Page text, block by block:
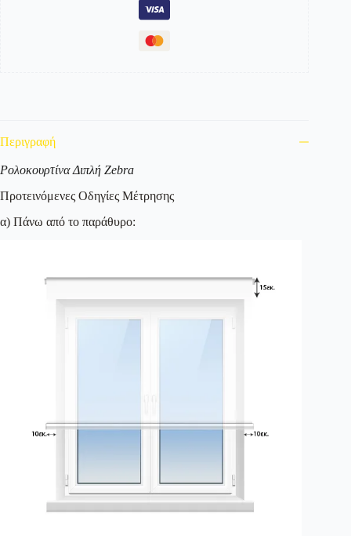
Περιγραφή
Ρολοκουρτίνα Διπλή Zebra
Προτεινόμενες Οδηγίες Μέτρησης
α) Πάνω από το παράθυρο: